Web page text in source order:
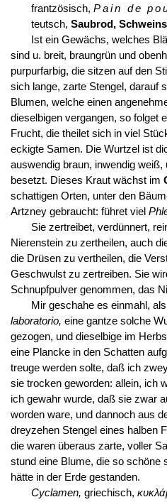
frantzösisch, Pain de
teutsch, Saubrod,
Ist ein Gewächs, welches
sind u. breit, braungrün und
purpurfarbig, die sitzen auf den
sich lange, zarte Stengel, darauf
Blumen, welche einen
dieselbigen vergangen, so folget
Frucht, die theilet sich in viel
eckigte Samen. Die Wurtzel ist
auswendig braun, inwendig
besetzt. Dieses Kraut wächst im
schattigen Orten, unter den
Artzney gebraucht: führet viel
Sie zertreibet, verdünnert,
Nierenstein zu zertheilen, auch
die Drüsen zu vertheilen, die
Geschwulst zu zertreiben. Sie
Schnupfpulver genommen, das
Mir geschahe es einmahl,
laboratorio, eine gantze solche
gezogen, und dieselbige im
eine Plancke in den Schatten
treuge werden solte, daß ich
sie trocken geworden: allein, ich
ich gewahr wurde, daß sie zwar
worden ware, und dannoch aus
dreyzehen Stengel eines halben
die waren überaus zarte, voller
stund eine Blume, die so schöne
hätte in der Erde gestanden.
Cyclamen, griechisch,